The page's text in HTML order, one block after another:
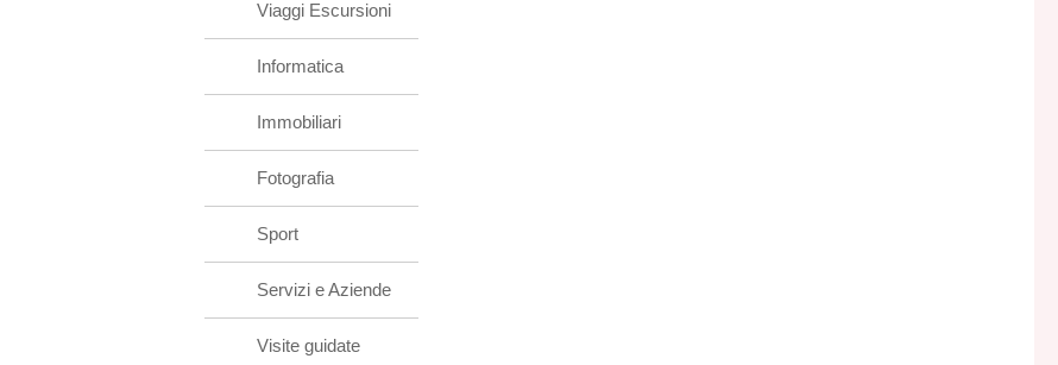
Viaggi Escursioni
Informatica
Immobiliari
Fotografia
Sport
Servizi e Aziende
Visite guidate